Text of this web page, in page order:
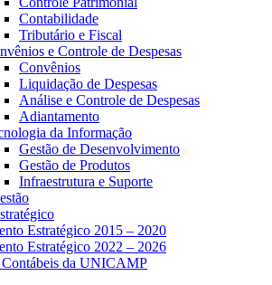
Contabilidade
Tributário e Fiscal
e Controle de Despesas
Convênios
Liquidação de Despesas
Análise e Controle de Despesas
Adiantamento
da Informação
Gestão de Desenvolvimento
Gestão de Produtos
Infraestrutura e Suporte
Estratégico 2015 – 2020
Estratégico 2022 – 2026
Contábeis da UNICAMP